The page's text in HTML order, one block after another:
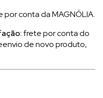
por conta da MAGNÓLIA.
frete por conta do
de novo produto,